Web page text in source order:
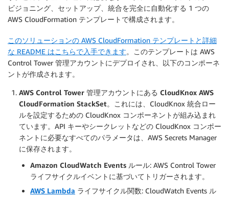
ビジョニング、セットアップ、統合を完全に自動化する 1 つの
AWS CloudFormation テンプレートで構成されます。
このソリューションの AWS CloudFormation テンプレートと詳細
な README はこちらで入手できます。このテンプレートは AWS
Control Tower 管理アカウントにデプロイされ、以下のコンポーネ
ントが作成されます。
AWS Control Tower 管理アカウントにある CloudKnox AWS
CloudFormation StackSet。これには、CloudKnox 統合ロー
ルを設定するための CloudKnox コンポーネントが組み込まれ
ています。API キーやシークレットなどの CloudKnox コンポー
ネントに必要なすべてのパラメータは、AWS Secrets Manager
に保存されます。
Amazon CloudWatch Events ルール: AWS Control Tower
ライフサイクルイベントに基づいてトリガーされます。
AWS Lambda ライフサイクル関数: CloudWatch Events ル